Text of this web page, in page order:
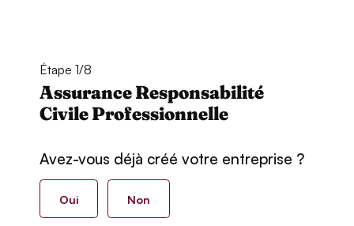
Étape 1/8
Assurance Responsabilité
Civile Professionnelle
Avez-vous déjà créé votre entreprise ?
Oui Non